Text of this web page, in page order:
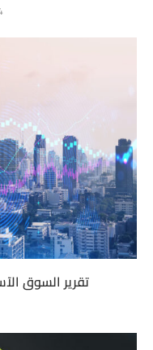
4
تقرير السوق